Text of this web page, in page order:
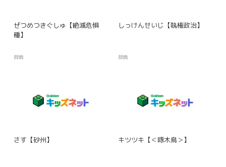
ぜつめつきぐしゅ【絶滅危惧
種】
辞典
しっけんせいじ【執権政治】
辞典
さす【砂州】 キツツキ【＜啄木鳥＞】